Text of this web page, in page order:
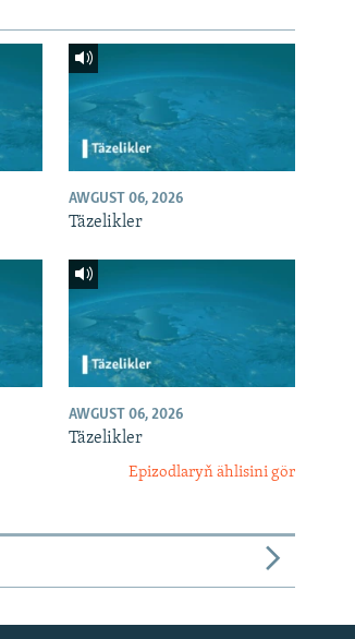
AWGUST 06, 2026
Täzelikler
AWGUST 06, 2026
Täzelikler
Epizodlaryň ählisini gör